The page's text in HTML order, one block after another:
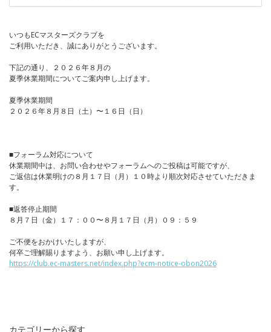
いつもECマスターズクラブを
ご利用いただき、誠にありがとうございます。
下記の通り、２０２６年８月の
夏季休業期間についてご案内申し上げます。
夏季休業期間
２０２６年８月８日（土）〜１６日（日）
■フォーラム対応について
休業期間中は、お問い合わせやフォーラムへのご投稿は可能ですが、
ご返信は休業明けの８月１７日（月）１０時より順次対応させていただきま
す。
■返答停止期間
８月７日（金）１７：００〜８月１７日（月）０９：５９
ご不便をおかけいたしますが、
何卒ご理解賜りますよう、お願い申し上げます。
https://club.ec-masters.net/index.php?ecm-notice-obon2026
カテゴリーから探す